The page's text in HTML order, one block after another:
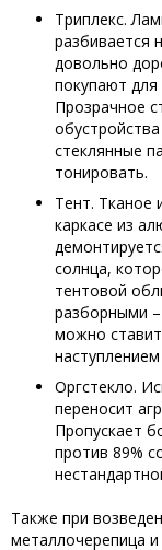
Триплекс.
разбивается
довольно
покупают
Прозрачное
стеклянные
тонировать.
Тент. Тканое
каркасе из
солнца,
тентовой
разборными
можно
Оргстекло.
переносит
Пропускает
против 89%
Также при
металлочерепица